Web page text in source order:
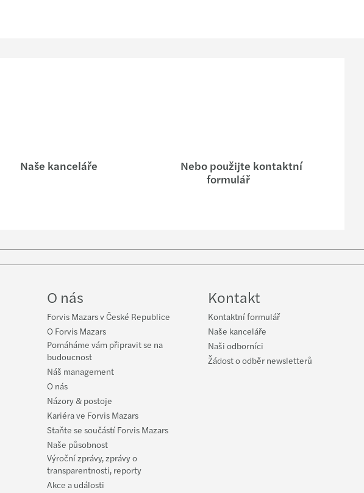
Naše kanceláře
Nebo použijte kontaktní
formulář
InstagramFacebook
on
O nás
Forvis Mazars v České Republice
O Forvis Mazars
Pomáháme vám připravit se na
budoucnost
Náš management
O nás
Názory & postoje
Kariéra ve Forvis Mazars
Staňte se součástí Forvis Mazars
Naše působnost
Výroční zprávy, zprávy o
transparentnosti, reporty
Akce a události
Kontakt
Kontaktní formulář
Naše kanceláře
Naši odborníci
Žádost o odběr newsletterů